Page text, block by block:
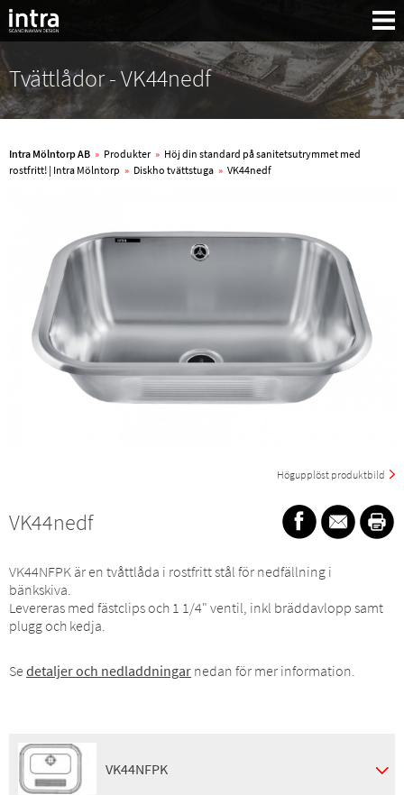
Sök:
Tvättlådor - VK44nedf
Intra Mölntorp AB » Produkter » Höj din standard på sanitetsutrymmet med
rostfritt! | Intra Mölntorp » Diskho tvättstuga » VK44nedf
Högupplöst produktbild
VK44nedf
VK44NFPK är en tvåttlåda i rostfritt stål för nedfällning i
bänkskiva.
Levereras med fästclips och 1 1/4" ventil, inkl bräddavlopp samt
plugg och kedja.
Se detaljer och nedladdningar nedan för mer information.
VK44NFPK